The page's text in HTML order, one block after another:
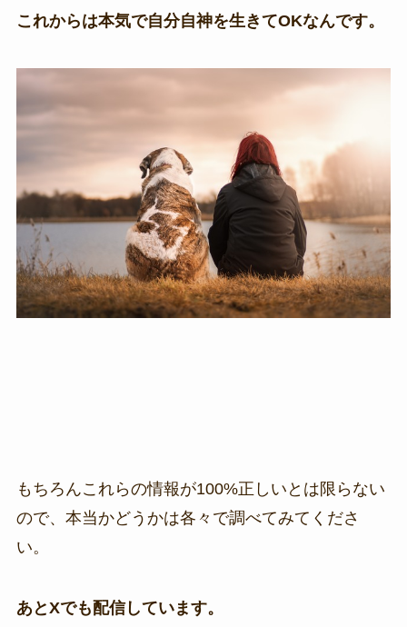
これからは本気で自分自神を生きてOKなんです。
もちろんこれらの情報が100%正しいとは限らない
ので、本当かどうかは各々で調べてみてくださ
い。
あとXでも配信しています。